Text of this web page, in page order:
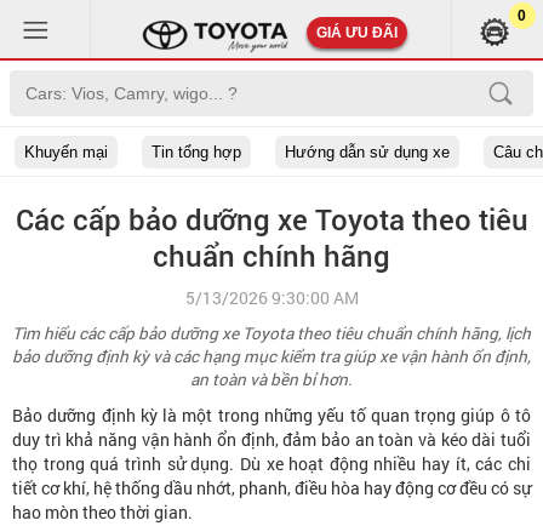
GIÁ ƯU ĐÃI
0
Khuyến mại Tin tổng hợp Hướng dẫn sử dụng xe Câu
Các cấp bảo dưỡng xe Toyota theo tiêu
chuẩn chính hãng
5/13/2026 9:30:00 AM
Tìm hiểu các cấp bảo dưỡng xe Toyota theo tiêu chuẩn chính hãng, lịch
bảo dưỡng định kỳ và các hạng mục kiểm tra giúp xe vận hành ổn định,
an toàn và bền bỉ hơn.
Bảo dưỡng định kỳ là một trong những yếu tố quan trọng giúp ô tô
duy trì khả năng vận hành ổn định, đảm bảo an toàn và kéo dài tuổi
thọ trong quá trình sử dụng. Dù xe hoạt động nhiều hay ít, các chi
tiết cơ khí, hệ thống dầu nhớt, phanh, điều hòa hay động cơ đều có sự
hao mòn theo thời gian.